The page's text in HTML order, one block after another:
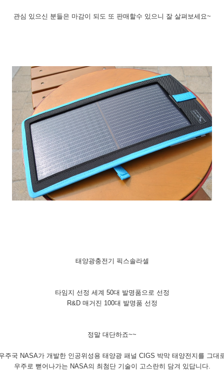
관심 있으신 분들은 마감이 되도 또 판매할수 있으니 잘 살펴보세요~
태양광충전기 픽스솔라셀
타임지 선정 세계 50대 발명품으로 선정
R&D 매거진 100대 발명품 선정
정말 대단하죠~~
주국 NASA가 개발한 인공위성용 태양광 패널 CIGS 박막 태양전지를 그대
우주로 뻗어나가는 NASA의 최첨단 기술이 고스란히 담겨 있답니다.